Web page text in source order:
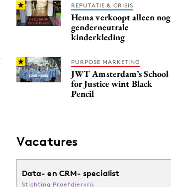
REPUTATIE & CRISIS
Hema verkoopt alleen nog
genderneutrale
kinderkleding
PURPOSE MARKETING
JWT Amsterdam’s School
for Justice wint Black
Pencil
Vacatures
Data- en CRM- specialist
Stichting Proefdiervrij